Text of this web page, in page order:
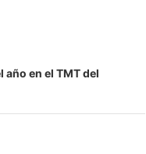
en el TMT del